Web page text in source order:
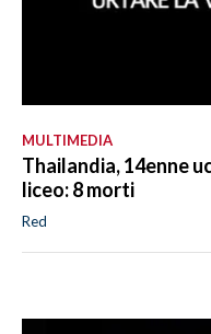
MULTIMEDIA
Thailandia, 14enne
liceo: 8 morti
Red